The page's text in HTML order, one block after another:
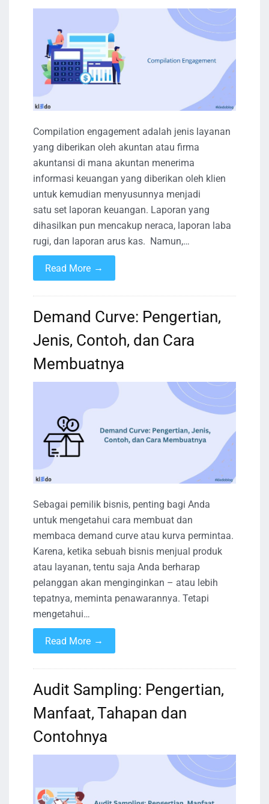
Compilation engagement adalah jenis layanan
yang diberikan oleh akuntan atau firma
akuntansi di mana akuntan menerima
informasi keuangan yang diberikan oleh klien
untuk kemudian menyusunnya menjadi
satu set laporan keuangan. Laporan yang
dihasilkan pun mencakup neraca, laporan laba
rugi, dan laporan arus kas. Namun,…
Read More →
Demand Curve: Pengertian,
Jenis, Contoh, dan Cara
Membuatnya
Sebagai pemilik bisnis, penting bagi Anda
untuk mengetahui cara membuat dan
membaca demand curve atau kurva permintaa.
Karena, ketika sebuah bisnis menjual produk
atau layanan, tentu saja Anda berharap
pelanggan akan menginginkan – atau lebih
tepatnya, meminta penawarannya. Tetapi
mengetahui…
Read More →
Audit Sampling: Pengertian,
Manfaat, Tahapan dan
Contohnya